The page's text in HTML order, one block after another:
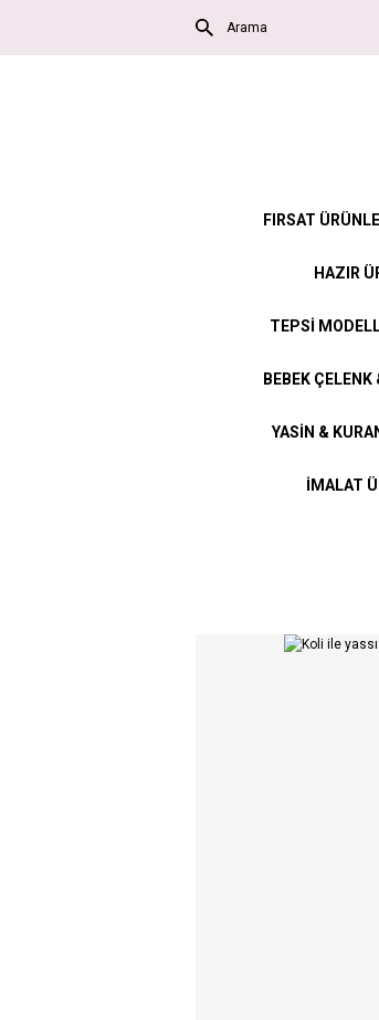
FIRSAT
HAZIR
TEPSİ
BEBEK
YASİN &
İMALAT